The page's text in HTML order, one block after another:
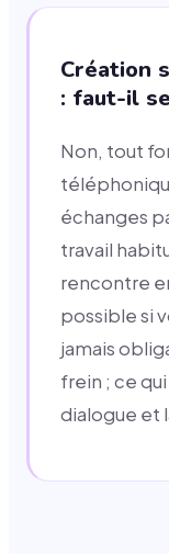
Création
: faut-il
Non, tout
échanges
travail
rencontre
possible si
jamais
frein ; ce
dialogue et